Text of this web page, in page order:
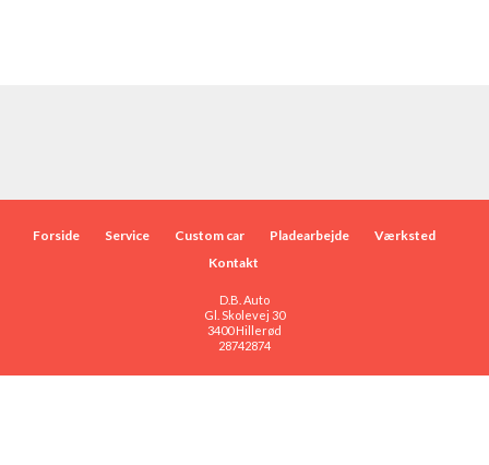
Forside Service Custom car Pladearbejde
Værksted
Kontakt
D.B. Auto
Gl. Skolevej 30
3400 Hillerød
28742874